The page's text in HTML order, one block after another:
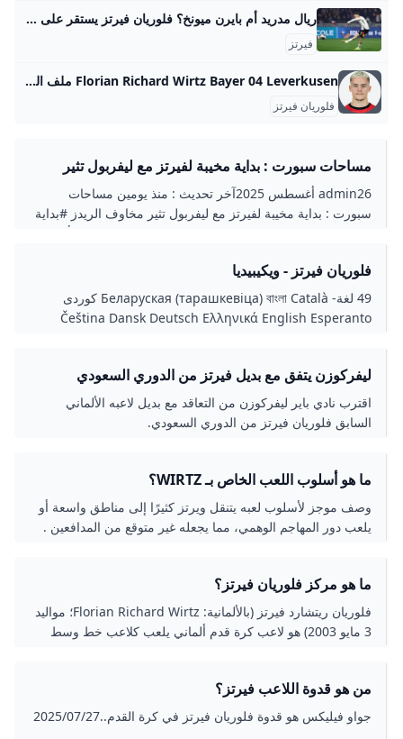
ريال مدريد أم بايرن ميونخ؟ فلوريان فيرتز يستقر على وجهة المقبلة - 365Scores كشفت تقارير صحفية عالمية يوم الثلاثاء 8 أكتوبر، وجهة فلوريان فيرتز نجم فريق باير ليفركوزن ومنتخب ألمانيا المقبلة بعد اهتمام العديد من الأندية الأوروبية الكبرى علي ماهر08/10/2024 - 05:56 م قالت صحيفة سبورت الإسبانية، أن لاعب خط الوسط الألماني فلوريان فيرتز نجم فريق باير ليفركوزن أحد أكثر لاعبي كرة القدم المرغوبين في الوقت الحالي من الأندية الكبرى. وأضافت الصحيفة الإسبانية، أن نادي بايرن ميونخ يريد أن يفعل كل شيء للتعاقد مع فلوريان فيرتز ومن المرجح أن يغادر اللاعب الشاب فريق ليفركوزن في صيف عام 2025.
فيرتز
Florian Richard Wirtz Bayer 04 Leverkusen ملف اللاعب الدوري الألماني جميع إحصائيات الموسم الرسمية وبيانات المسيرة الخاصة باللاعب Florian Richard Wirtz. مع الأخبار والفيديوهات والأهداف الخاصة باللاعب Florian Richard Wirtz في الموسم الحالي من الدوري الألماني. لاعب وسط Bayer 04 Leverkusen الافتكاكات الناجحة0الالتحامات الهوائية الناجحة0 الأخطاء المرتكبة 0 البطاقات الصفراء 0 المشاركات 0 الانطلاقات السريعة0 الجري المكثف 0 مسافة الجري (كم) 0 السرعة (كم/س) 0 العرضيات 0 المزيد من الدوري الألماني في التطبيق!APP STOREGOOGLE PLAY تحميل الآن السبت 30-أغسطس-2025BremenSV Werder BremenSVW 3 B04 3 LeverkusenBayer 04 LeverkusenLiveticker
فلوريان فيرتز
مساحات سبورت : بداية مخيبة لفيرتز مع ليفربول تثير
مخاوف الريدز – مساحاتadmin26 أغسطس 2025آخر تحديث : منذ يومين مساحات
سبورت : بداية مخيبة لفيرتز مع ليفربول تثير مخاوف الريدز #بداية
#مخيبة #لفيرتز #مع #ليفربول #تثير #مخاوف #الريدز اقرأ
مساحات سبورت : ميندي ضد بينتو .. من يحمي شباكه أولًا في
كلاسيكو هونغ كونغ؟ مساحات سبورت : مدرب مالي: ديانج يستطيع
اللعب في ناد أوروبي كبير.. وأضع اسمه في التشكيل أولًا لم يكن
مرحبًا كورا وبداية الدولي الألماني فلوريان فيرتز مع ليفربول هو
عقده مقابل 125 مليون يورو. لعب Vertz 3 مباريات في الدوري
الإنجليزي الممتاز وفي العلامة غير الهادفة للربح مع ليفربول ، لكنه
لا يزال ينتظر هدفه الأول ، على الرغم من أن الفريق سجل 9
التي تسبب مخاوفهم بشأن فشل الصفقة الألمانية. أخشى ما يخشاه
ليفربول ومعجبيه من أن تكون البداية المخيبة للآمال لفيرز ترتبط
بافتقاره إلى التلاوة مع الجو الجديد ، خاصة وأن عائلته كانت خائفة
من سن مبكرة ، وفضحت نقل انتقاله إلى الخارج أو الانضمام إلى
ليفربول,الدوري الانجليزي,فلوريان فيرتز,فيرتز,ليفربول , #بداية
#مخيبة #لفيرتز #مع #ليفربول #تثير #مخاوف #الريدز اقرأ
أيضا…- مساحات سبورت : فليك يطبق مقولة يوهان كرويف
اللعب في ناد أوروبي كبير.. وأضع اسمه في التشكيل أولًا لم يكن
مرحبًا كورا وبداية الدولي الألماني فلوريان فيرتز مع ليفربول هو
الذي توقعه الأحمر بعدد من الأندية لبايرن ميونيخ منذ الإعلان عن
فلوريان فيرتز - ويكيبيديا
49 لغة- Беларуская (тарашкевіца) বাংলা Català کوردی
Čeština Dansk Deutsch Ελληνικά English Esperanto
Íslenska Italiano 日本語 ქართული Qaraqalpaqsha
Қазақша 한국어 Lietuvių Latviešu Bahasa Melayu
Nederlands Norsk bokmål Polski Português Română
Русский Srpskohrvatski / српскохрватски Slovenčina
الوصلاتعدلعدلعدلعدلعدلعدلعدلعدلعدلعدلعدل
ليفركوزن يتفق مع بديل فيرتز من الدوري السعودي
كووورة
اقترب نادي باير ليفركوزن من التعاقد مع بديل لاعبه الألماني
السابق فلوريان فيرتز من الدوري السعودي.
ما هو أسلوب اللعب الخاص بـ WIRTZ؟
وصف موجز لأسلوب لعبه يتنقل ويرتز كثيرًا إلى مناطق واسعة أو
يلعب دور المهاجم الوهمي، مما يجعله غير متوقع من المدافعين .
ما هو مركز فلوريان فيرتز؟
فلوريان ريتشارد فيرتز (بالألمانية: Florian Richard Wirtz؛ مواليد
3 مايو 2003) هو لاعب كرة قدم ألماني يلعب كلاعب خط وسط
من هو قدوة اللاعب فيرتز؟
جواو فيليكس هو قدوة فلوريان فيرتز في كرة القدم..27‏/07‏/2025